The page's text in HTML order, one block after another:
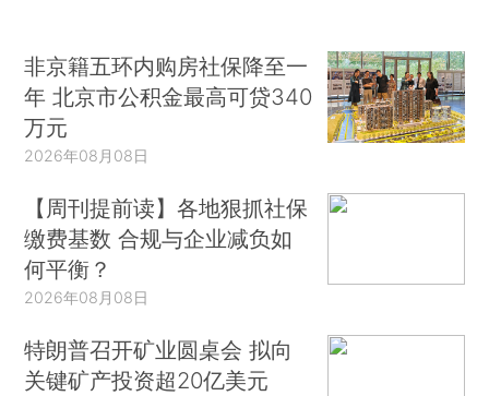
非京籍五环内购房社保降至一
年 北京市公积金最高可贷340
万元
2026年08月08日
【周刊提前读】各地狠抓社保
缴费基数 合规与企业减负如
何平衡？
2026年08月08日
特朗普召开矿业圆桌会 拟向
关键矿产投资超20亿美元